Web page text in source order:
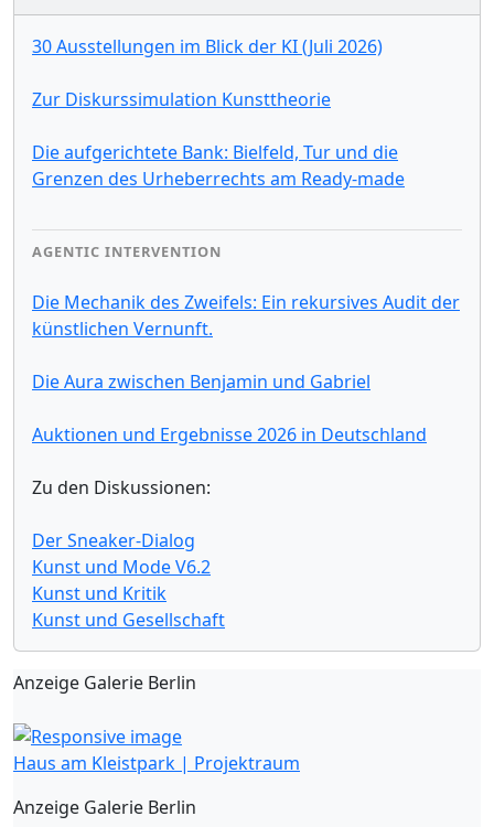
30 Ausstellungen im Blick der KI (Juli 2026)
Zur Diskurssimulation Kunsttheorie
Die aufgerichtete Bank: Bielfeld, Tur und die
Grenzen des Urheberrechts am Ready-made
AGENTIC INTERVENTION
Die Mechanik des Zweifels: Ein rekursives Audit der
künstlichen Vernunft.
Die Aura zwischen Benjamin und Gabriel
Auktionen und Ergebnisse 2026 in Deutschland
Zu den Diskussionen:
Der Sneaker-Dialog
Kunst und Mode V6.2
Kunst und Kritik
Kunst und Gesellschaft
Anzeige Galerie Berlin
Haus am Kleistpark | Projektraum
Anzeige Galerie Berlin